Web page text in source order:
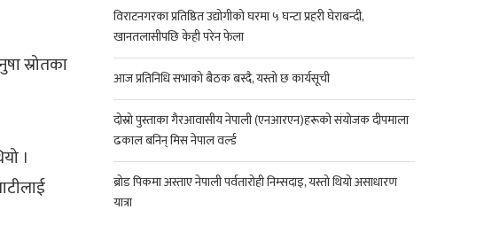
स्रोतका
।
विराटनगरका प्रतिष्ठित उद्योगीको घरमा ५ घन्टा प्रहरी घेराबन्दी,
खानतलासीपछि केही परेन फेला
आज प्रतिनिधि सभाको बैठक बस्दै, यस्तो छ कार्यसूची
दोस्रो पुस्ताका गैरआवासीय नेपाली (एनआरएन)हरूको संयोजक दीपमाला
ढकाल बनिन् मिस नेपाल वर्ल्ड
ब्रोड पिकमा अस्ताए नेपाली पर्वतारोही निम्सदाइ, यस्तो थियो असाधारण
यात्रा